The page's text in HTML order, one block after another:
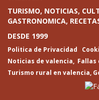
TURISMO, NOTICIAS,
GASTRONOMICA,
DESDE 1999
Politica de Privacidad
Noticias de valencia, Fallas
Turismo rural en valencia,